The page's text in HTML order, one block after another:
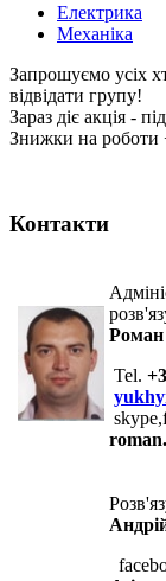
Електрика
Механіка
Запрошуємо усіх
відвідати групу!
Зараз діє акція -
Знижки на роботи
Контакти
Роман
Tel.